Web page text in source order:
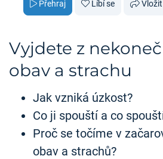
Přehraj Líbí se Vložit
Vyjdete z
obav a strachu
Jak vzniká úzkost?
Co ji spouští a co
Proč se točíme v
obav a strachů?